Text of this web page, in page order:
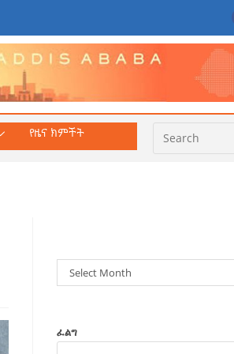
የዜና ክምችት
Select Month
ፈልግ